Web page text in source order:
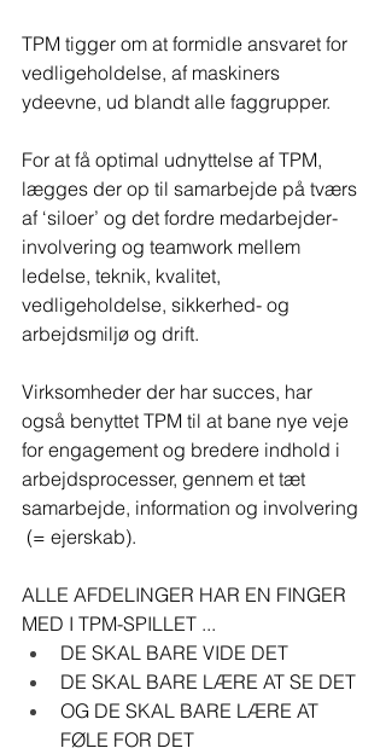
TPM tigger om at formidle ansvaret for
vedligeholdelse, af maskiners
ydeevne, ud blandt alle faggrupper.
For at få optimal udnyttelse af TPM,
lægges der op til samarbejde på tværs
af ‘siloer’ og det fordre medarbejder-
involvering og teamwork mellem
ledelse, teknik, kvalitet,
vedligeholdelse, sikkerhed- og
arbejdsmiljø og drift.
Virksomheder der har succes, har
også benyttet TPM til at bane nye veje
for engagement og bredere indhold i
arbejdsprocesser, gennem et tæt
samarbejde, information og involvering
(= ejerskab).
ALLE AFDELINGER HAR EN FINGER
MED I TPM-SPILLET ...
DE SKAL BARE VIDE DET
DE SKAL BARE LÆRE AT SE DET
OG DE SKAL BARE LÆRE AT
FØLE FOR DET